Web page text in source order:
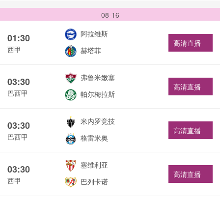
08-16
01:30
西甲
阿拉维斯
赫塔菲
高清直播
03:30
巴西甲
弗鲁米嫩塞
帕尔梅拉斯
高清直播
03:30
巴西甲
米内罗竞技
格雷米奥
高清直播
03:30
西甲
塞维利亚
巴列卡诺
高清直播